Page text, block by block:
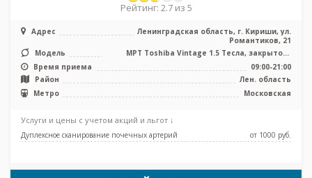
Рейтинг: 2.7 из 5
Адрес
Ленинградская область, г. Кириши, ул.
Романтиков, 21
Модель
МРТ Toshiba Vintage 1.5 Тесла, закрытого
Время приема
09:00-21:00
Район
Лен. область
Метро
Московская
Услуги и цены с учетом акций и льгот ↓
Дуплексное сканирование почечных артерий от 1000 pуб.